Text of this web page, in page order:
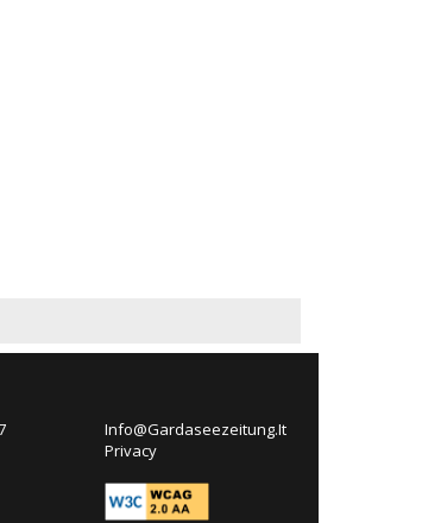
Info@Gardaseezeitung.It
Privacy